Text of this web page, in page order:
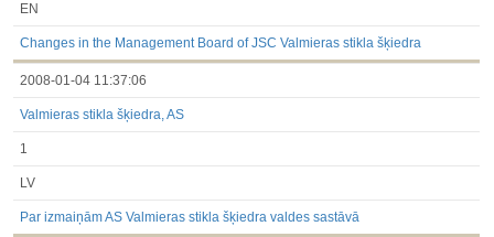
EN
Changes in the Management Board of JSC Valmieras stikla šķiedra
2008-01-04 11:37:06
Valmieras stikla šķiedra, AS
1
LV
Par izmaiņām AS Valmieras stikla šķiedra valdes sastāvā